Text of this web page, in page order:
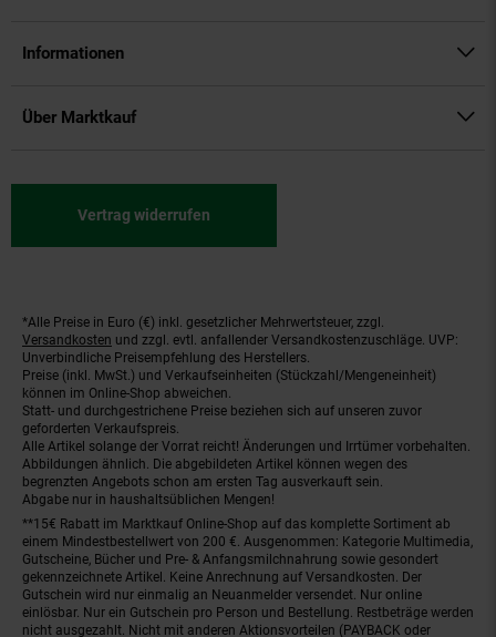
Informationen
Über Marktkauf
Vertrag widerrufen
Fußnoten
*Alle Preise in Euro (€) inkl. gesetzlicher Mehrwertsteuer, zzgl.
Versandkosten und zzgl. evtl. anfallender Versandkostenzuschläge. UVP:
Unverbindliche Preisempfehlung des Herstellers.
Preise (inkl. MwSt.) und Verkaufseinheiten (Stückzahl/Mengeneinheit)
können im Online-Shop abweichen.
Statt- und durchgestrichene Preise beziehen sich auf unseren zuvor
geforderten Verkaufspreis.
Alle Artikel solange der Vorrat reicht! Änderungen und Irrtümer vorbehalten.
Abbildungen ähnlich. Die abgebildeten Artikel können wegen des
begrenzten Angebots schon am ersten Tag ausverkauft sein.
Abgabe nur in haushaltsüblichen Mengen!
**15€ Rabatt im Marktkauf Online-Shop auf das komplette Sortiment ab
einem Mindestbestellwert von 200 €. Ausgenommen: Kategorie Multimedia,
Gutscheine, Bücher und Pre- & Anfangsmilchnahrung sowie gesondert
gekennzeichnete Artikel. Keine Anrechnung auf Versandkosten. Der
Gutschein wird nur einmalig an Neuanmelder versendet. Nur online
einlösbar. Nur ein Gutschein pro Person und Bestellung. Restbeträge werden
nicht ausgezahlt. Nicht mit anderen Aktionsvorteilen (PAYBACK oder